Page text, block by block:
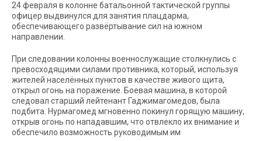
24 февраля в колонне батальонной тактической группы
офицер выдвинулся для занятия плацдарма,
обеспечивающего развёртывание сил на южном
направлении.
При следовании колонны военнослужащие столкнулись с
превосходящими силами противника, который, используя
жителей населённых пунктов в качестве живого щита,
открыл огонь на поражение. Боевая машина, в которой
следовал старший лейтенант Гаджимагомедов, была
подбита. Нурмагомед мгновенно покинул горящую машину,
открыв огонь по нападавшим, что отвлекло их внимание и
обеспечило возможность руководимым им